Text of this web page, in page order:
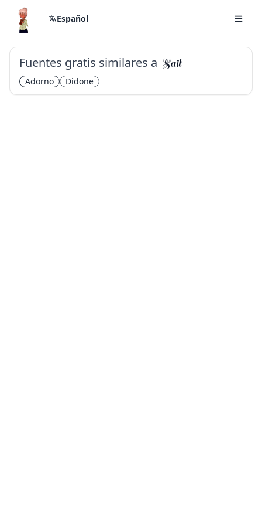
Español
Fuentes gratis similares a Sail
Adorno Didone